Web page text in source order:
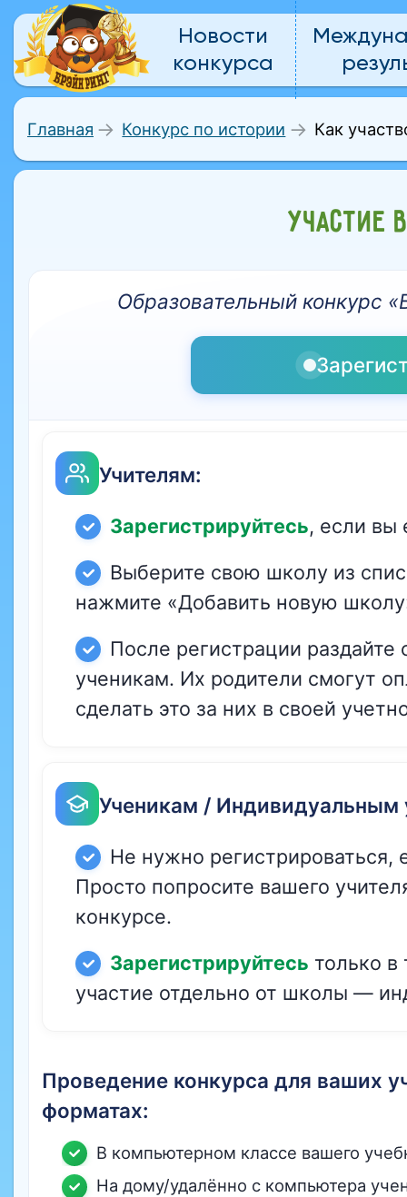
Новости
конкурса
Главная Конкурс по истории Как
УЧАСТИЕ
Образовательный конкурс
Учителям:
Зарегистрируйтесь, если вы
Выберите свою школу из
нажмите «Добавить новую
После регистрации
ученикам. Их родители смогут
сделать это за них в своей
Ученикам / Индивидуальным
Не нужно регистрироваться,
Просто попросите вашего
конкурсе.
Зарегистрируйтесь только в
участие отдельно от школы —
Проведение конкурса для ваших
форматах:
В компьютерном классе вашего
На дому/удалённо с компьютера